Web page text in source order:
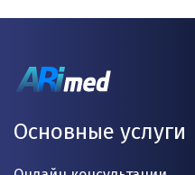
Основные услуги